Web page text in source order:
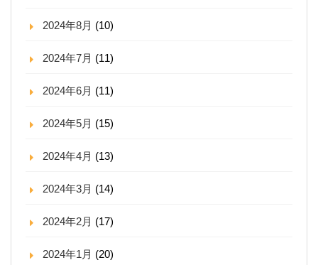
2024年8月 (10)
2024年7月 (11)
2024年6月 (11)
2024年5月 (15)
2024年4月 (13)
2024年3月 (14)
2024年2月 (17)
2024年1月 (20)